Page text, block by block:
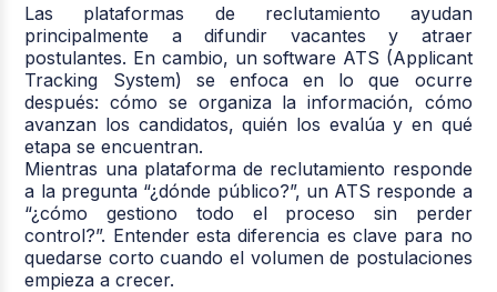
Las plataformas de reclutamiento ayudan
principalmente a difundir vacantes y atraer
postulantes. En cambio, unsoftware ATS (Applicant
Tracking System) se enfoca en lo que ocurre
después: cómo se organiza la información, cómo
avanzan los candidatos, quién los evalúa y en qué
etapa se encuentran.
Mientras una plataforma de reclutamiento responde
a la pregunta “¿dónde público?”, un ATS responde a
“¿cómo gestiono todo el proceso sin perder
control?”. Entender esta diferencia es clave para no
quedarse corto cuando el volumen de postulaciones
empieza a crecer.